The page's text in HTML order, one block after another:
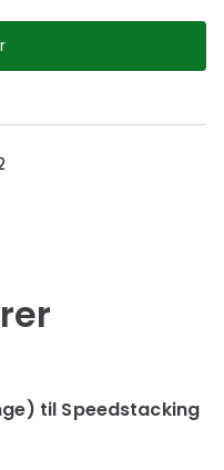
til Speedstacking